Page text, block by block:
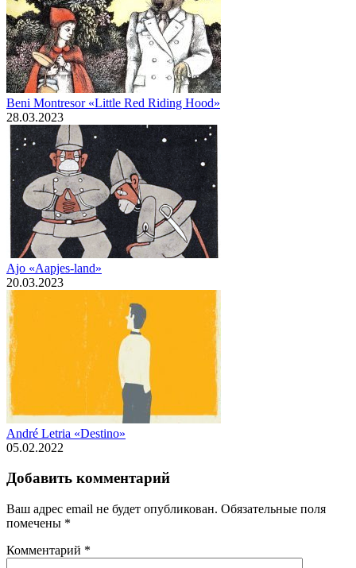
Beni Montresor «Little Red Riding Hood»
28.03.2023
Ajo «Aapjes-land»
20.03.2023
André Letria «Destino»
05.02.2022
Добавить комментарий
Ваш адрес email не будет опубликован. Обязательные поля
помечены *
Комментарий *